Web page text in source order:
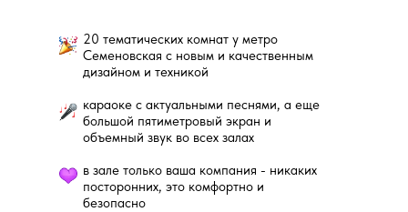
20 тематических комнат у метро
Семеновская с новым и качественным
дизайном и техникой
караоке с актуальными песнями, а еще
большой пятиметровый экран и
объемный звук во всех залах
в зале только ваша компания - никаких
посторонних, это комфортно и
безопасно